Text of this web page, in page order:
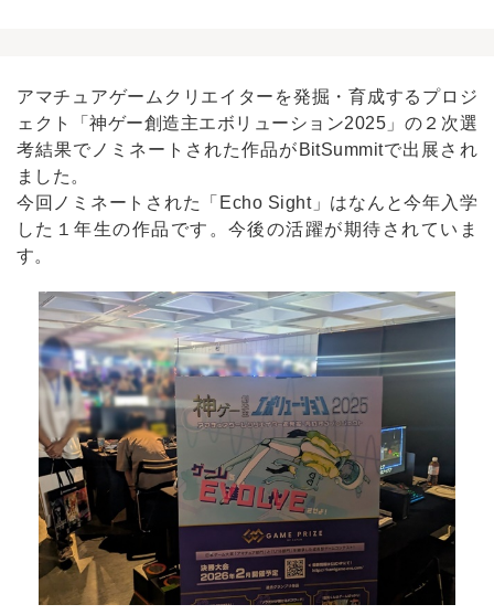
アマチュアゲームクリエイターを発掘・育成するプロジ
ェクト「神ゲー創造主エボリューション2025」の２次選
考結果でノミネートされた作品がBitSummitで出展され
ました。
今回ノミネートされた「Echo Sight」はなんと今年入学
した１年生の作品です。今後の活躍が期待されていま
す。